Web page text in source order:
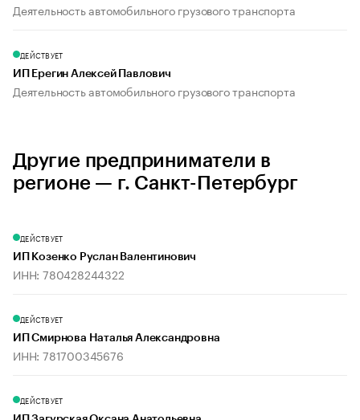
Деятельность автомобильного грузового транспорта
ДЕЙСТВУЕТ
ИП Ерегин Алексей Павлович
Деятельность автомобильного грузового транспорта
Другие предприниматели в
регионе — г. Санкт-Петербург
ДЕЙСТВУЕТ
ИП Козенко Руслан Валентинович
ИНН: 780428244322
ДЕЙСТВУЕТ
ИП Смирнова Наталья Александровна
ИНН: 781700345676
ДЕЙСТВУЕТ